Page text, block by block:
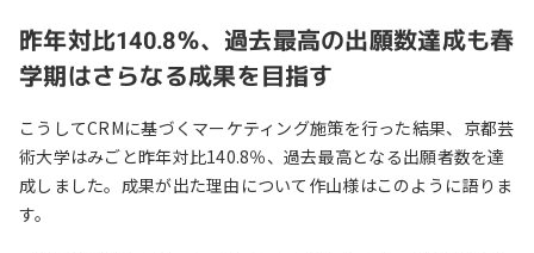
昨年対比140.8％、過去最高の出願数達成も春
学期はさらなる成果を目指す
こうしてCRMに基づくマーケティング施策を行った結果、京都芸
術大学はみごと昨年対比140.8％、過去最高となる出願者数を達
成しました。成果が出た理由について作山様はこのように語りま
す。